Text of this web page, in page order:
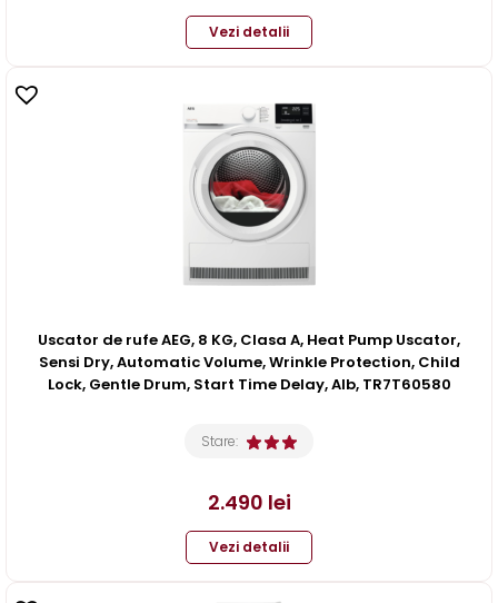
Vezi detalii
Uscator de rufe AEG, 8 KG, Clasa A, Heat Pump Uscator,
Sensi Dry, Automatic Volume, Wrinkle Protection, Child
Lock, Gentle Drum, Start Time Delay, Alb, TR7T60580
Stare:
2.490 lei
Vezi detalii